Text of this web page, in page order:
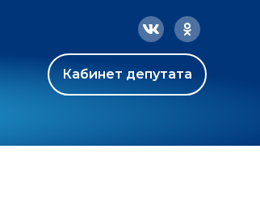
Кабинет депутата